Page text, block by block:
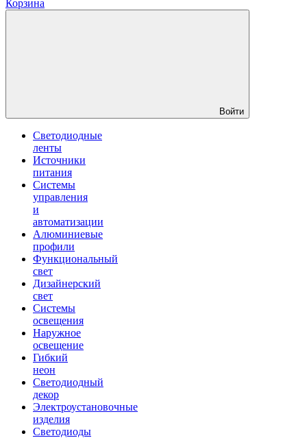
Корзина
Войти
Светодиодные
ленты
Источники
питания
Системы
управления
и
автоматизации
Алюминиевые
профили
Функциональный
свет
Дизайнерский
свет
Системы
освещения
Наружное
освещение
Гибкий
неон
Светодиодный
декор
Электроустановочные
изделия
Светодиоды